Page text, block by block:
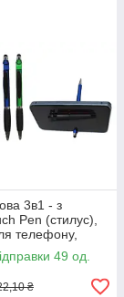
3в1 - з
Pen (стилус),
телефону,
синій
49 од.
₴